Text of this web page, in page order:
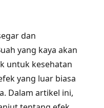
dan
yang kaya akan
untuk kesehatan
yang luar biasa
Dalam artikel ini,